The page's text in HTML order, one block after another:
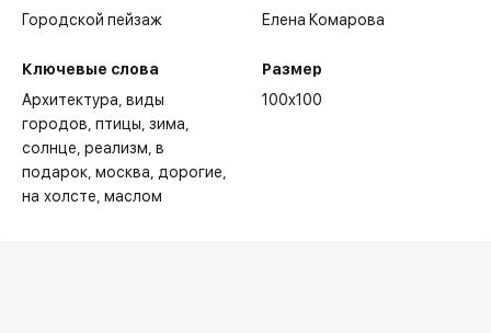
Городской пейзаж
Ключевые слова
Архитектура виды
городов птицы зима
солнце реализм в
подарок москва дорогие
на холсте маслом
Елена Комарова
Размер
100x100